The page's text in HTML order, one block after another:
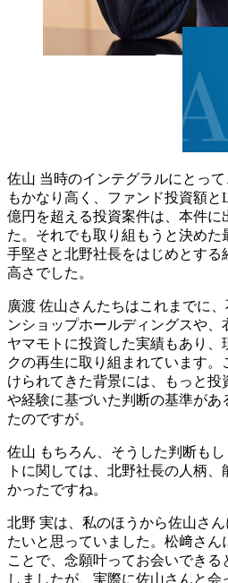
佐山 当時のインテグラルにとっ
もかなり高く、ファンド投資額
億円を超える投資案件は、本件に
た。それでも取り組もうと決め
手堅さと北野社長をはじめとす
高さでした。
廣渡 佐山さんたちはこれまでに
ンショップホールディングスや
ヤマモトに投資した実績もあり
クの再生に取り組まれています
けられてきた背景には、もっと
や経験に基づいた判断の基準があ
たのですが。
佐山 もちろん、そうした判断も
トに関しては、北野社長の人柄
かったですね。
北野 実は、私のほうから佐山さ
たいと思っていました。松﨑さん
ことで、念願叶ってお会いでき
しましたが、実際に佐山さんと